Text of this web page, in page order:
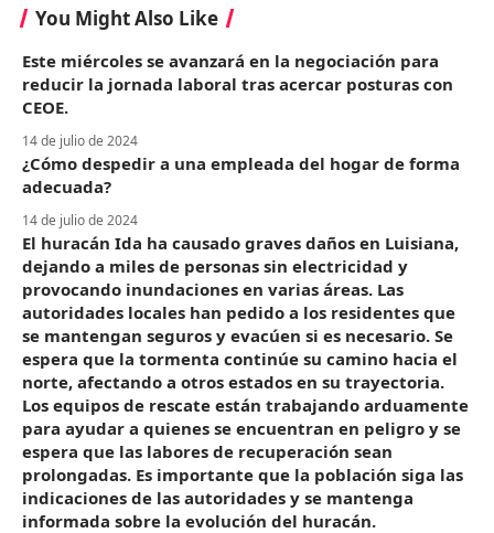
You Might Also Like
Este miércoles se avanzará en la negociación para
reducir la jornada laboral tras acercar posturas con
CEOE.
14 de julio de 2024
¿Cómo despedir a una empleada del hogar de forma
adecuada?
14 de julio de 2024
El huracán Ida ha causado graves daños en Luisiana,
dejando a miles de personas sin electricidad y
provocando inundaciones en varias áreas. Las
autoridades locales han pedido a los residentes que
se mantengan seguros y evacúen si es necesario. Se
espera que la tormenta continúe su camino hacia el
norte, afectando a otros estados en su trayectoria.
Los equipos de rescate están trabajando arduamente
para ayudar a quienes se encuentran en peligro y se
espera que las labores de recuperación sean
prolongadas. Es importante que la población siga las
indicaciones de las autoridades y se mantenga
informada sobre la evolución del huracán.